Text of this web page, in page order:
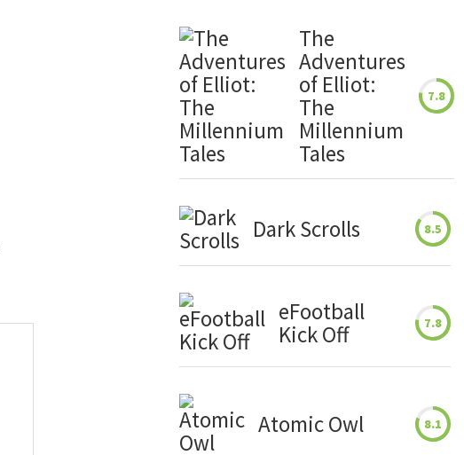
The
Adventures
of Elliot:
The
Millennium
Tales
7.8
Dark Scrolls 8.5
eFootball
Kick Off
7.8
Atomic Owl 8.1